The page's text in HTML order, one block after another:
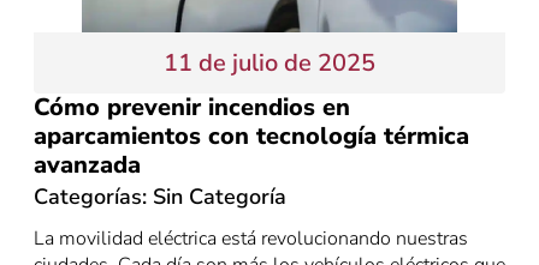
11 de julio de 2025
Cómo prevenir incendios en
aparcamientos con tecnología térmica
avanzada
Categorías: Sin Categoría
La movilidad eléctrica está revolucionando nuestras